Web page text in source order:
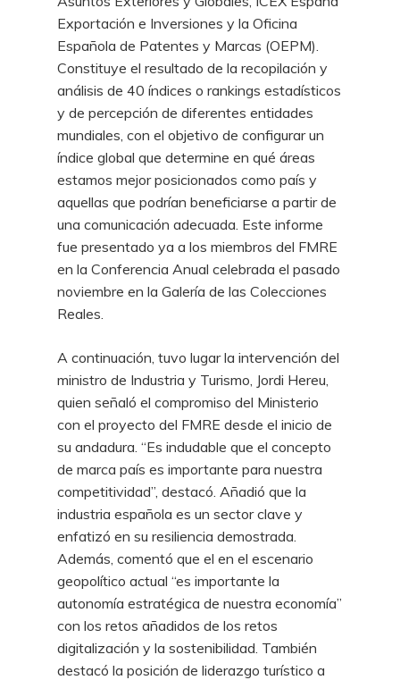
Exportación e Inversiones y la Oficina
Española de Patentes y Marcas (OEPM).
Constituye el resultado de la recopilación y
análisis de 40 índices o rankings estadísticos
y de percepción de diferentes entidades
mundiales, con el objetivo de configurar un
índice global que determine en qué áreas
estamos mejor posicionados como país y
aquellas que podrían beneficiarse a partir de
una comunicación adecuada. Este informe
fue presentado ya a los miembros del FMRE
en la Conferencia Anual celebrada el pasado
noviembre en la Galería de las Colecciones
Reales.
A continuación, tuvo lugar la intervención del
ministro de Industria y Turismo, Jordi Hereu,
quien señaló el compromiso del Ministerio
con el proyecto del FMRE desde el inicio de
su andadura. “Es indudable que el concepto
de marca país es importante para nuestra
competitividad”, destacó. Añadió que la
industria española es un sector clave y
enfatizó en su resiliencia demostrada.
Además, comentó que el en el escenario
geopolítico actual “es importante la
autonomía estratégica de nuestra economía”
con los retos añadidos de los retos
digitalización y la sostenibilidad. También
destacó la posición de liderazgo turístico a